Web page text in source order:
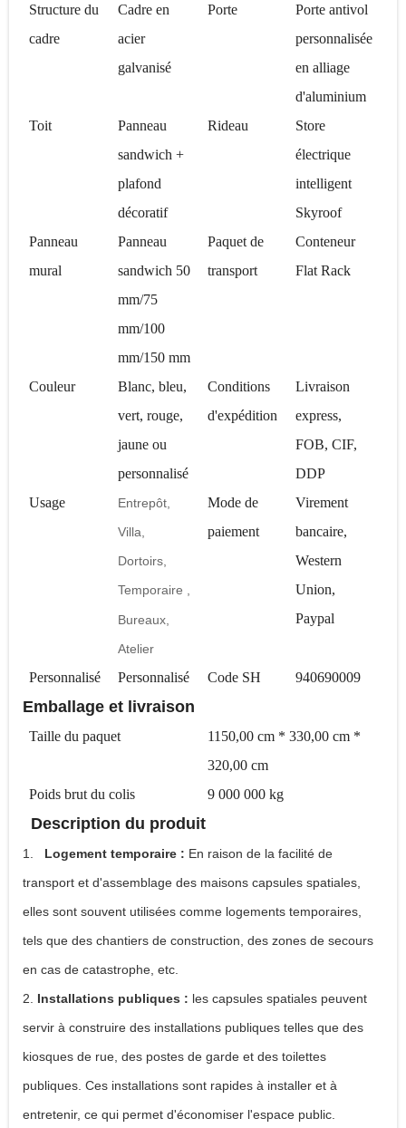
Structure du
cadre
Cadre en
acier
galvanisé
Porte
Porte antivol
personnalisée
en alliage
d'aluminium
Toit
Panneau
sandwich +
plafond
décoratif
Rideau
Store
électrique
intelligent
Skyroof
Panneau
mural
Panneau
sandwich 50
mm/75
mm/100
mm/150 mm
Paquet de
transport
Conteneur
Flat Rack
Couleur
Blanc, bleu,
vert, rouge,
jaune ou
personnalisé
Conditions
d'expédition
Livraison
express,
FOB, CIF,
DDP
Usage
Entrepôt,
Villa,
Dortoirs,
Temporaire
Bureaux,
Atelier
Mode de
paiement
Virement
bancaire,
Western
Union,
Paypal
Personnalisé Personnalisé Code SH 940690009
Emballage et livraison
Taille du paquet
1150,00 cm * 330,00 cm *
320,00 cm
Poids brut du colis
9 000 000 kg
Description du produit
1. Logement temporaire : En raison de la facilité de
transport et d'assemblage des maisons capsules spatiales,
elles sont souvent utilisées comme logements temporaires,
tels que des chantiers de construction, des zones de secours
en cas de catastrophe, etc.
2.
Installations publiques : les capsules spatiales peuvent
servir à construire des installations publiques telles que des
kiosques de rue, des postes de garde et des toilettes
publiques. Ces installations sont rapides à installer et à
entretenir, ce qui permet d'économiser l'espace public.